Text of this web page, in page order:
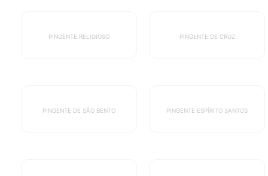
PINGENTE RELIGIOSO PINGENTE DE CRUZ
PINGENTE DE SÃO BENTO PINGENTE ESPÍRITO SANTOS